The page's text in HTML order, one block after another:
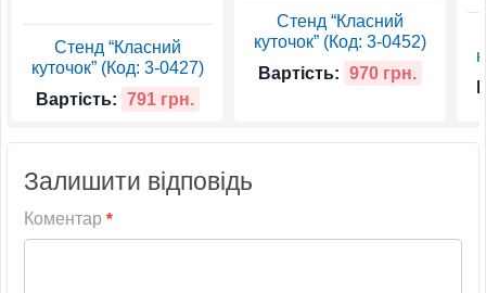
Стенд “Класний
куточок” (Код: 3-0427)
Вартість: 791 грн.
Стенд “Класний
куточок” (Код: 3-0452)
Вартість: 970 грн.
Залишити відповідь
Коментар *